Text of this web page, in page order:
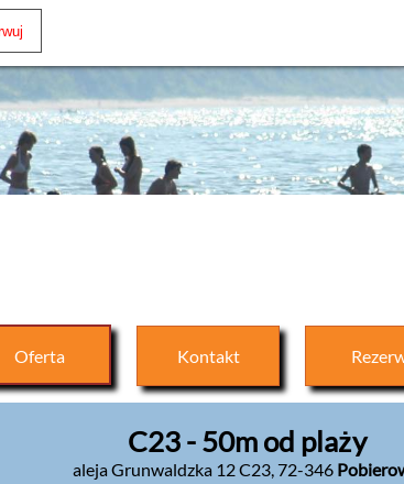
Oferta Kontakt
C23 - 50m od plaży
aleja Grunwaldzka 12 C23,72-346